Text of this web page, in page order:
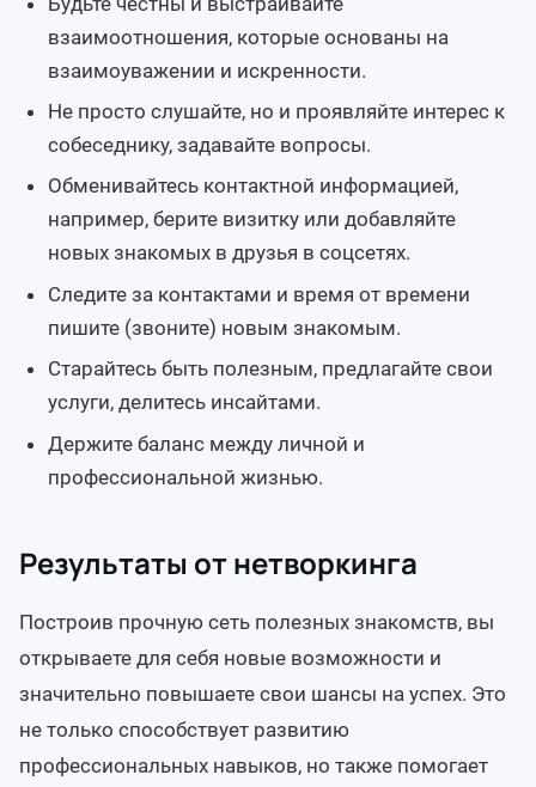
взаимоотношения, которые основаны на
взаимоуважении и искренности.
Не просто слушайте, но и проявляйте интерес к
собеседнику, задавайте вопросы.
Обменивайтесь контактной информацией,
например, берите визитку или добавляйте
новых знакомых в друзья в соцсетях.
Следите за контактами и время от времени
пишите (звоните) новым знакомым.
Старайтесь быть полезным, предлагайте свои
услуги, делитесь инсайтами.
Держите баланс между личной и
профессиональной жизнью.
Результаты от нетворкинга
Построив прочную сеть полезных знакомств, вы
открываете для себя новые возможности и
значительно повышаете свои шансы на успех. Это
не только способствует развитию
профессиональных навыков, но также помогает